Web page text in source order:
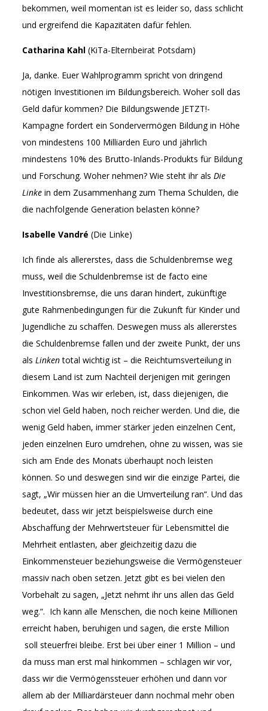
bekommen, weil momentan ist es leider so, dass schlicht
und ergreifend die Kapazitäten dafür fehlen.
Catharina Kahl (KiTa-Elternbeirat Potsdam)
Ja, danke. Euer Wahlprogramm spricht von dringend
nötigen Investitionen im Bildungsbereich. Woher soll das
Geld dafür kommen? Die Bildungswende JETZT!-
Kampagne fordert ein Sondervermögen Bildung in Höhe
von mindestens 100 Milliarden Euro und jährlich
mindestens 10% des Brutto-Inlands-Produkts für Bildung
und Forschung. Woher nehmen? Wie steht ihr alsDie
Linke in dem Zusammenhang zum Thema Schulden, die
die nachfolgende Generation belasten könne?
Isabelle Vandré (Die Linke)
Ich finde als allererstes, dass die Schuldenbremse weg
muss, weil die Schuldenbremse ist de facto eine
Investitionsbremse, die uns daran hindert, zukünftige
gute Rahmenbedingungen für die Zukunft für Kinder und
Jugendliche zu schaffen. Deswegen muss als allererstes
die Schuldenbremse fallen und der zweite Punkt, der uns
alsLinkentotal wichtig ist – die Reichtumsverteilung in
diesem Land ist zum Nachteil derjenigen mit geringen
Einkommen. Was wir erleben, ist, dass diejenigen, die
schon viel Geld haben, noch reicher werden. Und die, die
wenig Geld haben, immer stärker jeden einzelnen Cent,
jeden einzelnen Euro umdrehen, ohne zu wissen, was sie
sich am Ende des Monats überhaupt noch leisten
können. So und deswegen sind wir die einzige Partei, die
sagt, „Wir müssen hier an die Umverteilung ran“. Und das
bedeutet, dass wir jetzt beispielsweise durch eine
Abschaffung der Mehrwertsteuer für Lebensmittel die
Mehrheit entlasten, aber gleichzeitig dazu die
Einkommensteuer beziehungsweise die Vermögensteuer
massiv nach oben setzen. Jetzt gibt es bei vielen den
Vorbehalt zu sagen, „Jetzt nehmt ihr uns allen das Geld
weg.“. Ich kann alle Menschen, die noch keine Millionen
erreicht haben, beruhigen und sagen, die erste Million
soll steuerfrei bleibe. Erst bei über einer 1 Million – und
da muss man erst mal hinkommen – schlagen wir vor,
dass wir die Vermögenssteuer erhöhen und dann vor
allem ab der Milliardärsteuer dann nochmal mehr oben